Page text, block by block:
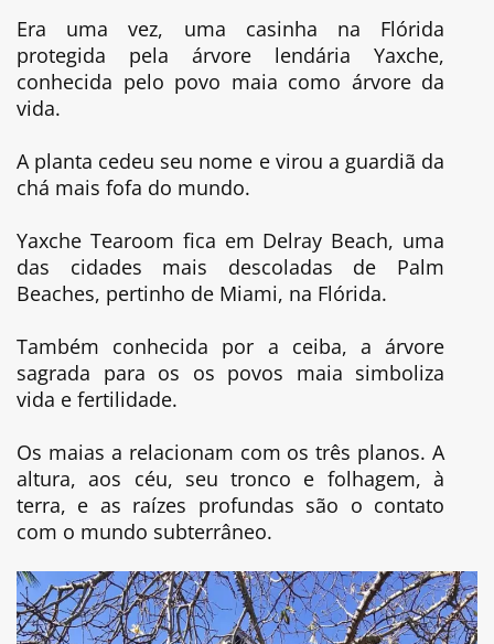
Era uma vez, uma casinha na Flórida
protegida pela árvore lendária Yaxche,
conhecida pelo povo maia como árvore da
vida.
A planta cedeu seu nome e virou a guardiã da
chá mais fofa do mundo.
Yaxche Tearoom fica em Delray Beach, uma
das cidades mais descoladas de Palm
Beaches, pertinho de Miami, na Flórida.
Também conhecida por a ceiba, a árvore
sagrada para os os povos maia simboliza
vida e fertilidade.
Os maias a relacionam com os três planos. A
altura, aos céu, seu tronco e folhagem, à
terra, e as raízes profundas são o contato
com o mundo subterrâneo.